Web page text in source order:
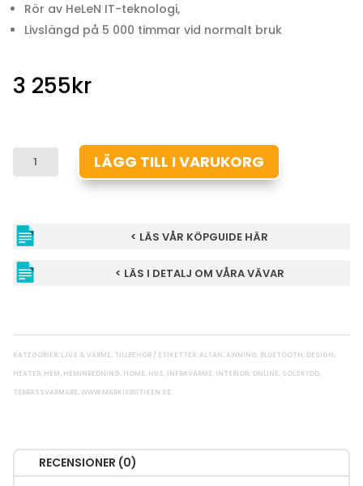
Rör av HeLeN IT-teknologi,
Livslängd på 5 000 timmar vid normalt bruk
3 255kr
VÄRMARE
BASIC
LÄGG TILL I VARUKORG
< LÄS VÅR KÖPGUIDE HÄR
< LÄS I DETALJ OM VÅRA VÄVAR
KATEGORIER: LJUS & VÄRME, TILLBEHÖR ETIKETTER:ALTAN,AWNING, BLUETOOTH, DESIGN,
HEATER, HEM, HEMINREDNING, HOME, HUS, INFRAVÄRME, INTERIOR, ONLINE, SOLSKYDD,
TERRASSVÄRMARE,WWW.MARKISBUTIKEN.SE
RECENSIONER (0)